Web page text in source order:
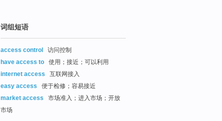
词组短语
access control
访问控制
have access to
使用；接近；可以利用
internet access
互联网接入
easy access
便于检修；容易接近
market access
市场准入；进入市场；开放
市场